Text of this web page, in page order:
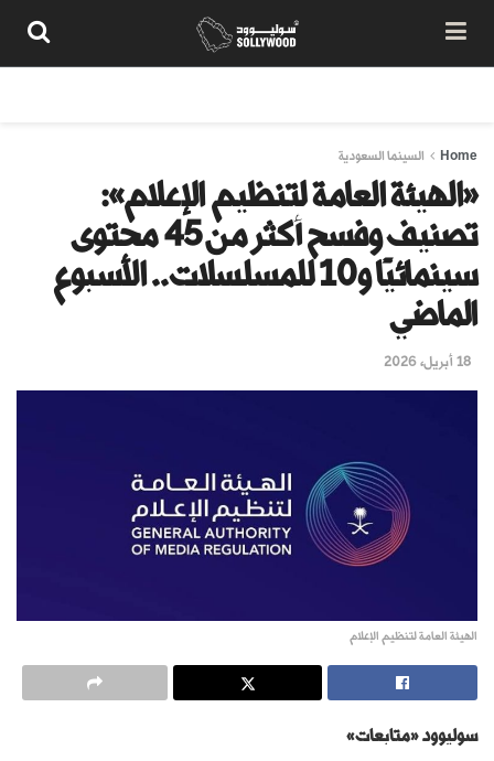
Home السينما السعودية
«الهيئة العامة لتنظيم الإعلام»:
تصنيف وفسح أكثر من 45 محتوى
سينمائيًا و10 للمسلسلات.. الأسبوع
الماضي
18 أبريل، 2026
الهيئة العامة لتنظيم الإعلام
سوليوود «متابعات»